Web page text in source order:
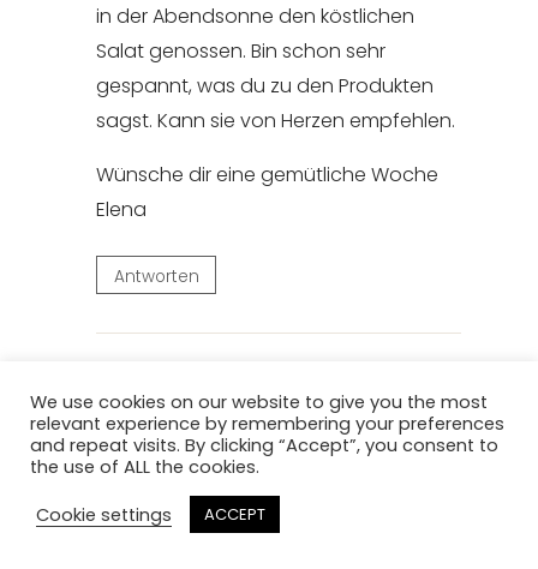
in der Abendsonne den köstlichen
Salat genossen. Bin schon sehr
gespannt, was du zu den Produkten
sagst. Kann sie von Herzen empfehlen.
Wünsche dir eine gemütliche Woche
Elena
Antworten
Paul sagt:
September 3, 2023 um 1:18 p.m. Uhr
Rezept klingt klasse und die Bilder dazu
sind mega schön und super stimmig
We use cookies on our website to give you the most
relevant experience by remembering your preferences
and repeat visits. By clicking “Accept”, you consent to
the use of ALL the cookies.
Cookie settings
ACCEPT